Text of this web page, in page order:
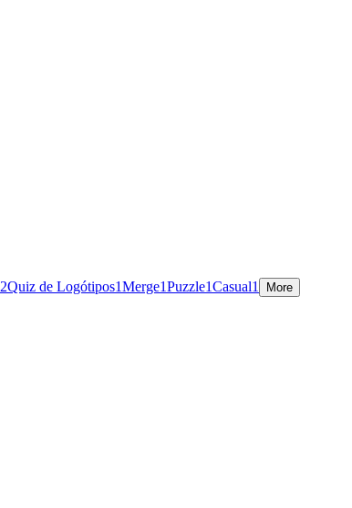
2Quiz de Logótipos1Merge1Puzzle1Casual1 More